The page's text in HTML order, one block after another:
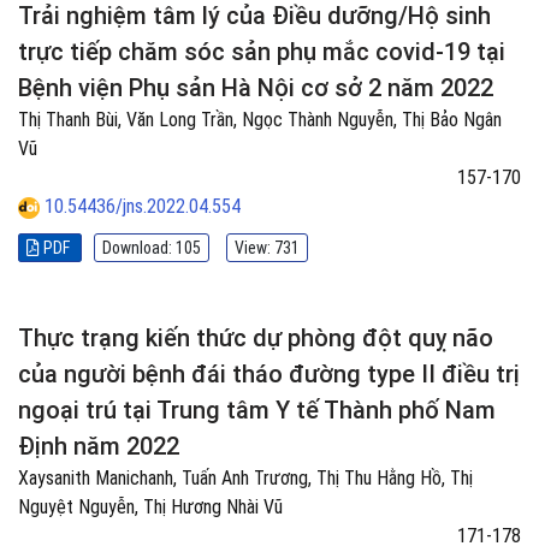
Trải nghiệm tâm lý của Điều dưỡng/Hộ sinh
trực tiếp chăm sóc sản phụ mắc covid-19 tại
Bệnh viện Phụ sản Hà Nội cơ sở 2 năm 2022
Thị Thanh Bùi, Văn Long Trần, Ngọc Thành Nguyễn, Thị Bảo Ngân
Vũ
157-170
10.54436/jns.2022.04.554
PDF Download: 105 View: 731
Thực trạng kiến thức dự phòng đột quỵ não
của người bệnh đái tháo đường type II điều trị
ngoại trú tại Trung tâm Y tế Thành phố Nam
Định năm 2022
Xaysanith Manichanh, Tuấn Anh Trương, Thị Thu Hằng Hồ, Thị
Nguyệt Nguyễn, Thị Hương Nhài Vũ
171-178